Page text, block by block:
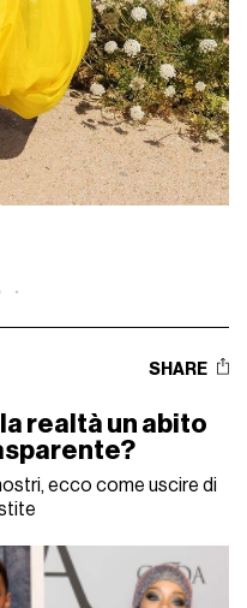
SHARE
realtà un abito
ecco come uscire di